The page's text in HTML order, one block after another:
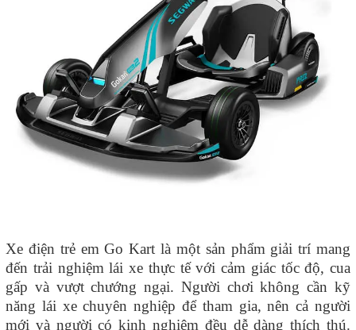
Xe điện trẻ em Go Kart là một sản phẩm giải trí mang
đến trải nghiệm lái xe thực tế với cảm giác tốc độ, cua
gấp và vượt chướng ngại. Người chơi không cần kỹ
năng lái xe chuyên nghiệp để tham gia, nên cả người
mới và người có kinh nghiệm đều dễ dàng thích thú.